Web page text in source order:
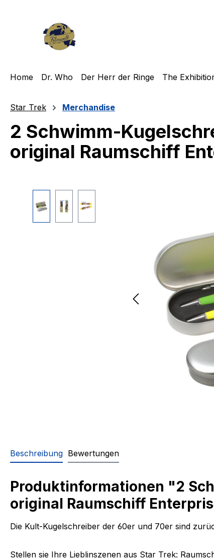
Home Dr. Who Der Herr der Ringe The
Star Trek Merchandise
2 Schwimm-
original Raumschiff
Beschreibung Bewertungen
Produktinformationen "2
original Raumschiff
Die Kult-Kugelschreiber der 60er und 70er sind
Stellen sie Ihre Lieblinszenen aus Star Trek: